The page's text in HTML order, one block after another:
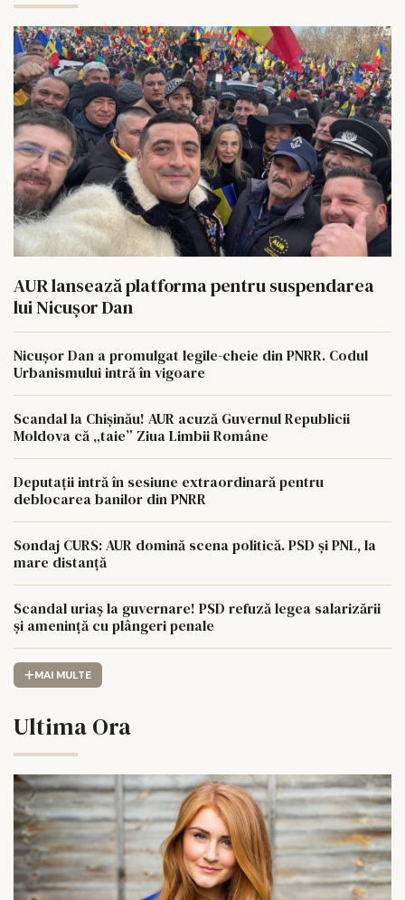
AUR lansează platforma pentru suspendarea
lui Nicușor Dan
Nicușor Dan a promulgat legile-cheie din PNRR. Codul
Urbanismului intră în vigoare
Scandal la Chișinău! AUR acuză Guvernul Republicii
Moldova că „taie” Ziua Limbii Române
Deputații intră în sesiune extraordinară pentru
deblocarea banilor din PNRR
Sondaj CURS: AUR domină scena politică. PSD și PNL, la
mare distanță
Scandal uriaș la guvernare! PSD refuză legea salarizării
și amenință cu plângeri penale
MAI MULTE
Ultima Ora